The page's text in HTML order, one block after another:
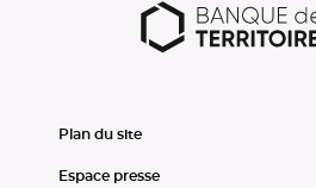
Plan du site
Espace presse